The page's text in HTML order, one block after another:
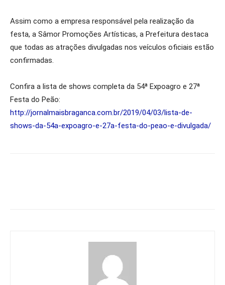
Assim como a empresa responsável pela realização da
festa, a Sâmor Promoções Artísticas, a Prefeitura destaca
que todas as atrações divulgadas nos veículos oficiais estão
confirmadas.
Confira a lista de shows completa da 54ª Expoagro e 27ª
Festa do Peão:
http://jornalmaisbraganca.com.br/2019/04/03/lista-de-
shows-da-54a-expoagro-e-27a-festa-do-peao-e-divulgada/